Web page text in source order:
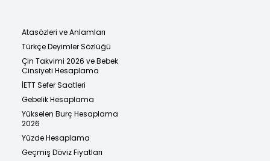
Atasözleri ve Anlamları
Türkçe Deyimler Sözlüğü
Çin Takvimi 2026 ve Bebek
Cinsiyeti Hesaplama
İETT Sefer Saatleri
Gebelik Hesaplama
Yükselen Burç Hesaplama
2026
Yüzde Hesaplama
Geçmiş Döviz Fiyatları